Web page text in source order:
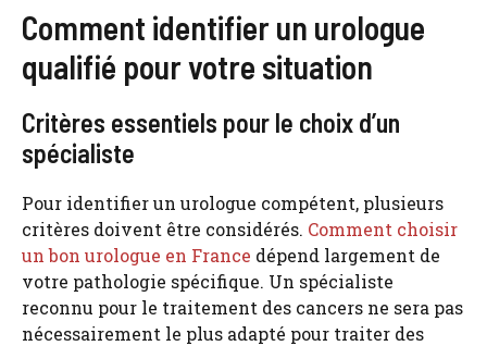
Comment identifier un urologue
qualifié pour votre situation
Critères essentiels pour le choix d’un
spécialiste
Pour identifier un urologue compétent, plusieurs
critères doivent être considérés. Comment choisir
un bon urologue en France dépend largement de
votre pathologie spécifique. Un spécialiste
reconnu pour le traitement des cancers ne sera pas
nécessairement le plus adapté pour traiter des